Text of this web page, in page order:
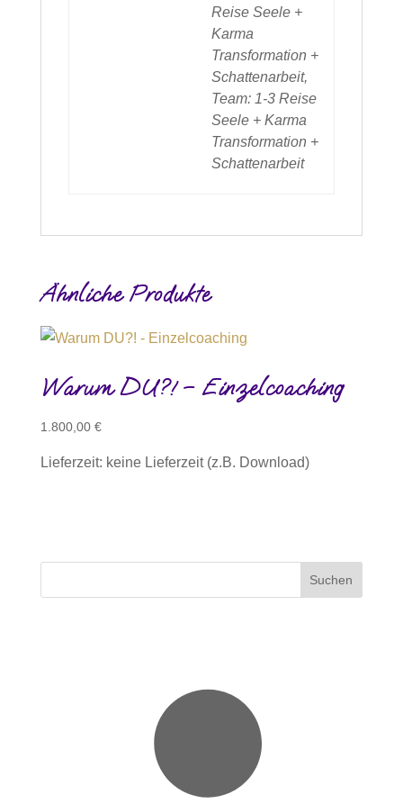
Reise Seele +
Karma
Transformation +
Schattenarbeit,
Team: 1-3 Reise
Seele + Karma
Transformation +
Schattenarbeit
Ähnliche Produkte
Warum DU?! – Einzelcoaching
1.800,00 €
Lieferzeit: keine Lieferzeit (z.B. Download)
Suchen